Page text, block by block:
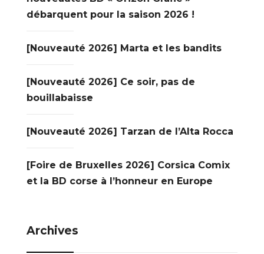
débarquent pour la saison 2026 !
[Nouveauté 2026] Marta et les bandits
[Nouveauté 2026] Ce soir, pas de
bouillabaisse
[Nouveauté 2026] Tarzan de l’Alta Rocca
[Foire de Bruxelles 2026] Corsica Comix
et la BD corse à l’honneur en Europe
Archives